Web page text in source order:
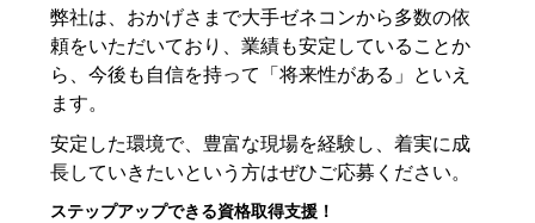
弊社は、おかげさまで大手ゼネコンから多数の依
頼をいただいており、業績も安定していることか
ら、今後も自信を持って「将来性がある」といえ
ます。
安定した環境で、豊富な現場を経験し、着実に成
長していきたいという方はぜひご応募ください。
ステップアップできる資格取得支援！